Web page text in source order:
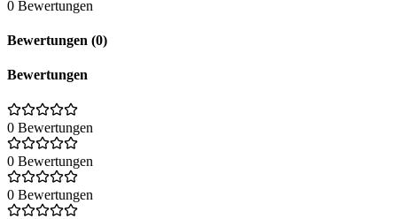
0 Bewertungen
Bewertungen (0)
Bewertungen
0 Bewertungen
0 Bewertungen
0 Bewertungen